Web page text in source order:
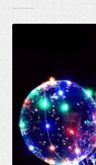
Parti Kanatları
Parti Taçları
Peçeteler
pon pon
uğur böceği